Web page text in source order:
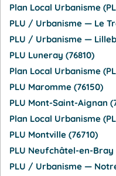
Plan Local Urbanisme
PLU / Urbanisme — Le
PLU / Urbanisme —
PLU Luneray (76810)
Plan Local Urbanisme
PLU Maromme (76150)
PLU Mont-Saint-Aignan
Plan Local Urbanisme
PLU Montville (76710)
PLU Neufchâtel-en-Bray
PLU / Urbanisme —